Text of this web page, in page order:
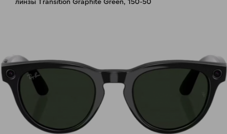
Сегодня
25 %
Добавляйте товары